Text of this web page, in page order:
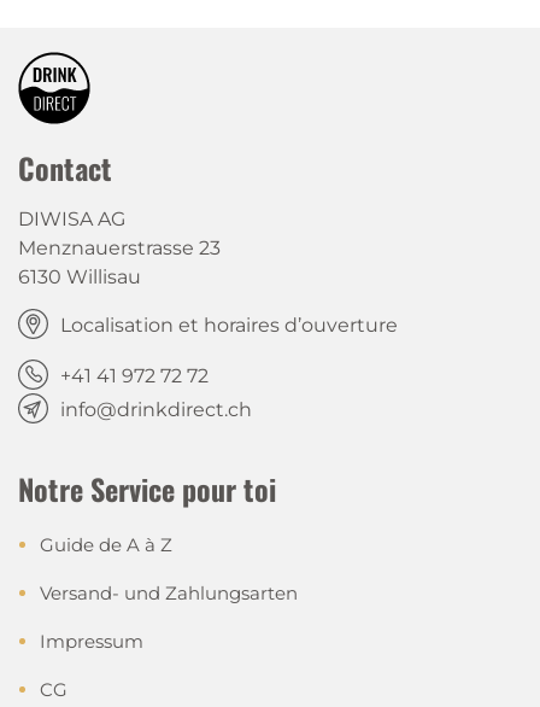
Contact
DIWISA AG
Menznauerstrasse 23
6130 Willisau
Localisation et horaires d’ouverture
+41 41 972 72 72
info@drinkdirect.ch
Notre Service pour toi
Guide de A à Z
Versand- und Zahlungsarten
Impressum
CG